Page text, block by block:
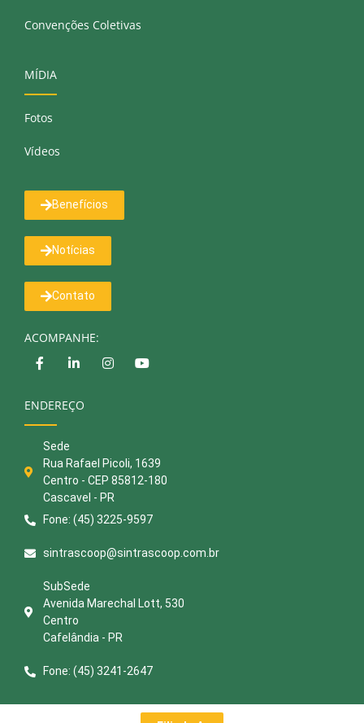
Convenções Coletivas
MÍDIA
Fotos
Vídeos
Benefícios
Notícias
Contato
ACOMPANHE:
ENDEREÇO
Sede
Rua Rafael Picoli, 1639
Centro - CEP 85812-180
Cascavel - PR
Fone: (45) 3225-9597
sintrascoop@sintrascoop.com.br
SubSede
Avenida Marechal Lott, 530
Centro
Cafelândia - PR
Fone: (45) 3241-2647